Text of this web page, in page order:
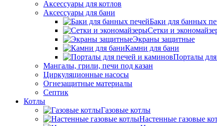
Аксессуары для котлов
Аксессуары для бани
Баки для банных
Сетки и
Экраны защитные
Камни для бани
Порталы
Мангалы, грили, печи под казан
Циркуляционные насосы
Огнезащитные материалы
Септик
Котлы
Газовые котлы
Настенные газовые